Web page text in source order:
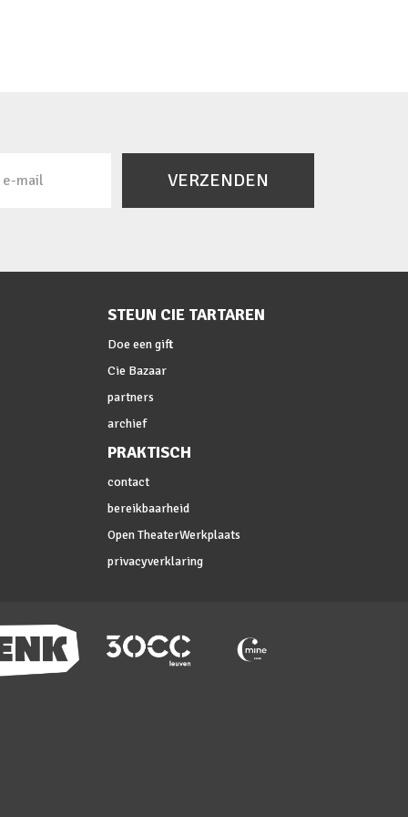
VERZENDEN
STEUN CIE TARTAREN
Doe een gift
Cie Bazaar
partners
archief
PRAKTISCH
contact
bereikbaarheid
Open TheaterWerkplaats
privacyverklaring